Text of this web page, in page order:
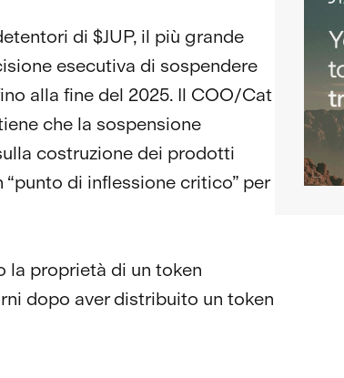
di $JUP, il più grande
esecutiva di sospendere
alla fine del 2025. Il COO/Cat
che la sospensione
costruzione dei prodotti
di inflessione critico” per
la proprietà di un token
dopo aver distribuito un token